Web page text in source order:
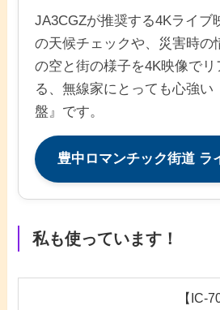
JA3CGZが推奨する4Kライブ
の天候チェックや、災害時の
の空と街の様子を4K映像でリ
る、無線家にとっても心強い
盤』です。
豊中ロマンチック街道 ラ
私も使っています！
【IC-